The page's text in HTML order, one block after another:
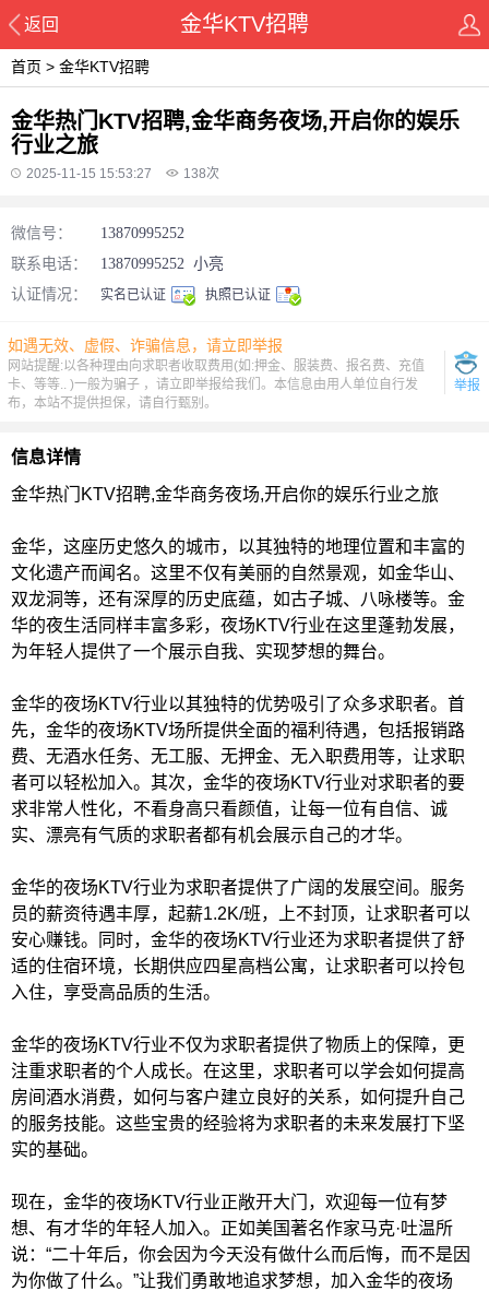
返回 金华KTV招聘
首页 > 金华KTV招聘
金华热门KTV招聘,金华商务夜场,开启你的娱乐
行业之旅
2025-11-15 15:53:27 138次
微信号：
13870995252
联系电话：
13870995252 小亮
认证情况：
实名已认证 执照已认证
如遇无效、虚假、诈骗信息，请立即举报
网站提醒:以各种理由向求职者收取费用(如:押金、服装费、报名费、充值
卡、等等.. )一般为骗子 ，请立即举报给我们。本信息由用人单位自行发
布，本站不提供担保，请自行甄别。
举报
信息详情
金华热门KTV招聘,金华商务夜场,开启你的娱乐行业之旅
金华，这座历史悠久的城市，以其独特的地理位置和丰富的
文化遗产而闻名。这里不仅有美丽的自然景观，如金华山、
双龙洞等，还有深厚的历史底蕴，如古子城、八咏楼等。金
华的夜生活同样丰富多彩，夜场KTV行业在这里蓬勃发展，
为年轻人提供了一个展示自我、实现梦想的舞台。
金华的夜场KTV行业以其独特的优势吸引了众多求职者。首
先，金华的夜场KTV场所提供全面的福利待遇，包括报销路
费、无酒水任务、无工服、无押金、无入职费用等，让求职
者可以轻松加入。其次，金华的夜场KTV行业对求职者的要
求非常人性化，不看身高只看颜值，让每一位有自信、诚
实、漂亮有气质的求职者都有机会展示自己的才华。
金华的夜场KTV行业为求职者提供了广阔的发展空间。服务
员的薪资待遇丰厚，起薪1.2K/班，上不封顶，让求职者可以
安心赚钱。同时，金华的夜场KTV行业还为求职者提供了舒
适的住宿环境，长期供应四星高档公寓，让求职者可以拎包
入住，享受高品质的生活。
金华的夜场KTV行业不仅为求职者提供了物质上的保障，更
注重求职者的个人成长。在这里，求职者可以学会如何提高
房间酒水消费，如何与客户建立良好的关系，如何提升自己
的服务技能。这些宝贵的经验将为求职者的未来发展打下坚
实的基础。
现在，金华的夜场KTV行业正敞开大门，欢迎每一位有梦
想、有才华的年轻人加入。正如美国著名作家马克·吐温所
说：“二十年后，你会因为今天没有做什么而后悔，而不是因
为你做了什么。”让我们勇敢地追求梦想，加入金华的夜场